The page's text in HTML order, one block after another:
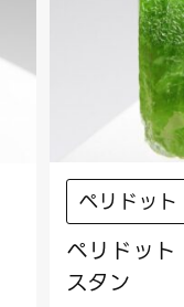
ペリドット
ペリドッ
スタン